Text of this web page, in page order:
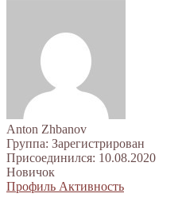
Anton Zhbanov
Группа: Зарегистрирован
Присоединился: 10.08.2020
Новичок
Профиль Активность